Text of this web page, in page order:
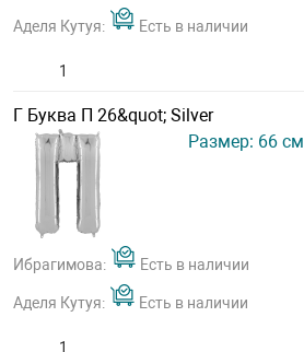
Аделя Кутуя: Есть в наличии
Г Буква П 26&quot; Silver
Размер: 66 см
Ибрагимова: Есть в наличии
Аделя Кутуя: Есть в наличии